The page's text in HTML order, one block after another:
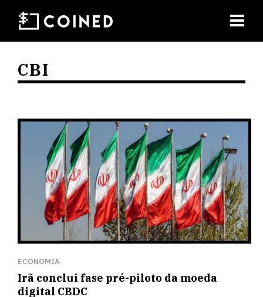
CBI
ECONOMIA
Irã conclui fase pré-piloto da moeda
digital CBDC